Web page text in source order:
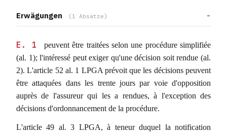
Erwägungen (1 Absätze)
E. 1
peuvent être traitées selon une procédure simplifiée
(al. 1); l'intéressé peut exiger qu'une décision soit rendue (al.
2). L'article 52 al. 1 LPGA prévoit que les décisions peuvent
être attaquées dans les trente jours par voie d'opposition
auprès de l'assureur qui les a rendues, à l'exception des
décisions d'ordonnancement de la procédure.
L'article 49 al. 3 LPGA, à teneur duquel la notification